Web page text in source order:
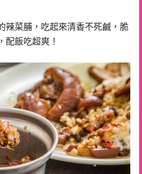
辣菜脯，吃起來清香不死鹹，脆
配飯吃超爽！